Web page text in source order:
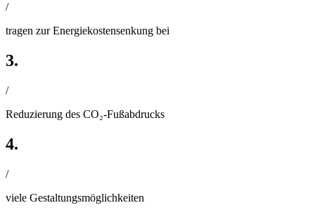
/
tragen zur Energiekostensenkung bei
3.
/
Reduzierung des CO₂-Fußabdrucks
4.
/
viele Gestaltungsmöglichkeiten